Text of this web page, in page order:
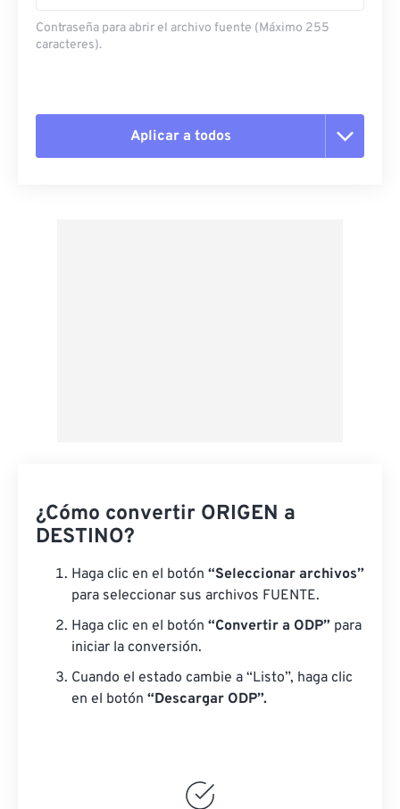
Contraseña para abrir el archivo fuente (Máximo 255
caracteres).
Aplicar a todos
¿Cómo convertir ORIGEN a
DESTINO?
Haga clic en el botón “Seleccionar archivos”
para seleccionar sus archivos FUENTE.
Haga clic en el botón “Convertir a ODP” para
iniciar la conversión.
Cuando el estado cambie a “Listo”, haga clic
en el botón “Descargar ODP”.